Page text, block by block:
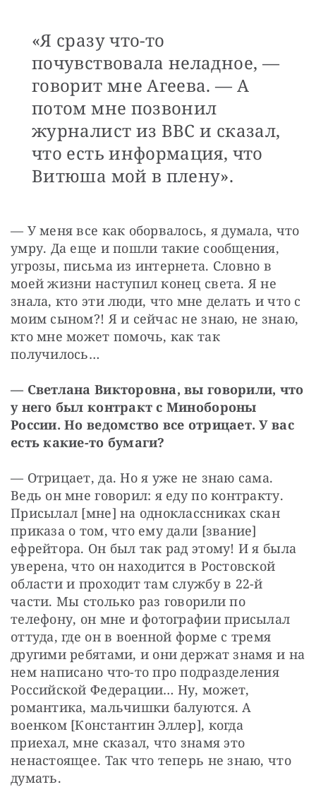
«Я сразу что-то
почувствовала неладное, —
говорит мне Агеева. — А
потом мне позвонил
журналист из ВВС и сказал,
что есть информация, что
Витюша мой в плену».
— У меня все как оборвалось, я думала, что
умру. Да еще и пошли такие сообщения,
угрозы, письма из интернета. Словно в
моей жизни наступил конец света. Я не
знала, кто эти люди, что мне делать и что с
моим сыном?! Я и сейчас не знаю, не знаю,
кто мне может помочь, как так
получилось…
— Светлана Викторовна, вы говорили, что
у него был контракт с Минобороны
России. Но ведомство все отрицает. У вас
есть какие-то бумаги?
— Отрицает, да. Но я уже не знаю сама.
Ведь он мне говорил: я еду по контракту.
Присылал [мне] на одноклассниках скан
приказа о том, что ему дали [звание]
ефрейтора. Он был так рад этому! И я была
уверена, что он находится в Ростовской
области и проходит там службу в 22-й
части. Мы столько раз говорили по
телефону, он мне и фотографии присылал
оттуда, где он в военной форме с тремя
другими ребятами, и они держат знамя и на
нем написано что-то про подразделения
Российской Федерации… Ну, может,
романтика, мальчишки балуются. А
военком [Константин Эллер], когда
приехал, мне сказал, что знамя это
ненастоящее. Так что теперь не знаю, что
думать.